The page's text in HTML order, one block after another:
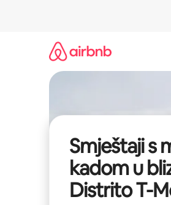
Smještaji s
kadom u
Distrito T-